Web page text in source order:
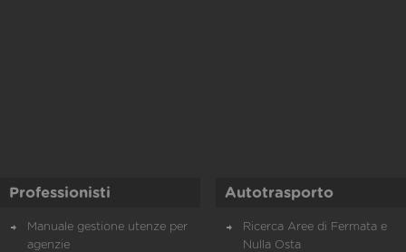
Professionisti
Manuale gestione utenze per
agenzie
Autotrasporto
Ricerca Aree di Fermata e
Nulla Osta